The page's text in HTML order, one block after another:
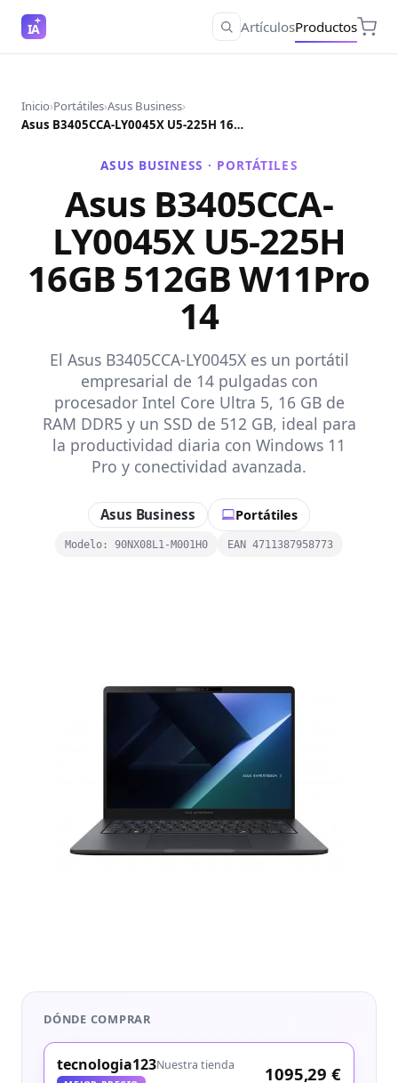
IA ArtículosProductos
Inicio›Portátiles›Asus Business›
Asus B3405CCA-LY0045X U5-225H 16GB 512GB W11Pro 14
ASUS BUSINESS · PORTÁTILES
Asus B3405CCA-
LY0045X U5-225H
16GB 512GB W11Pro
14
El Asus B3405CCA-LY0045X es un portátil
empresarial de 14 pulgadas con
procesador Intel Core Ultra 5, 16 GB de
RAM DDR5 y un SSD de 512 GB, ideal para
la productividad diaria con Windows 11
Pro y conectividad avanzada.
Asus Business Portátiles
Modelo: 90NX08L1-M001H0 EAN 4711387958773
DÓNDE COMPRAR
tecnologia123Nuestra tienda 1095,29 €